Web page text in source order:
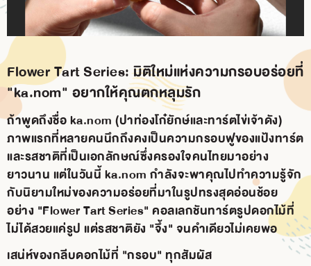
Flower Tart Series: มิติใหม่แห่งความกรอบอร่อยที่
"ka.nom" อยากให้คุณตกหลุมรัก
ถ้าพูดถึงชื่อka.nom (ปาท่องโก๋ยักษ์และทาร์ตไข่เจ้าดัง)
ภาพแรกที่หลายคนนึกถึงคงเป็นความกรอบฟูของแป้งทาร์ต
และรสชาติที่เป็นเอกลักษณ์ซึ่งครองใจคนไทยมาอย่าง
ยาวนาน แต่ในวันนี้ ka.nom กำลังจะพาคุณไปทำความรู้จัก
กับนิยามใหม่ของความอร่อยที่มาในรูปทรงสุดอ่อนช้อย
อย่าง "Flower Tart Series" คอลเลกชันทาร์ตรูปดอกไม้ที่
ไม่ได้สวยแค่รูป แต่รสชาติยัง "จึ้ง" จนคำเดียวไม่เคยพอ
เสน่ห์ของกลีบดอกไม้ที่ "กรอบ" ทุกสัมผัส